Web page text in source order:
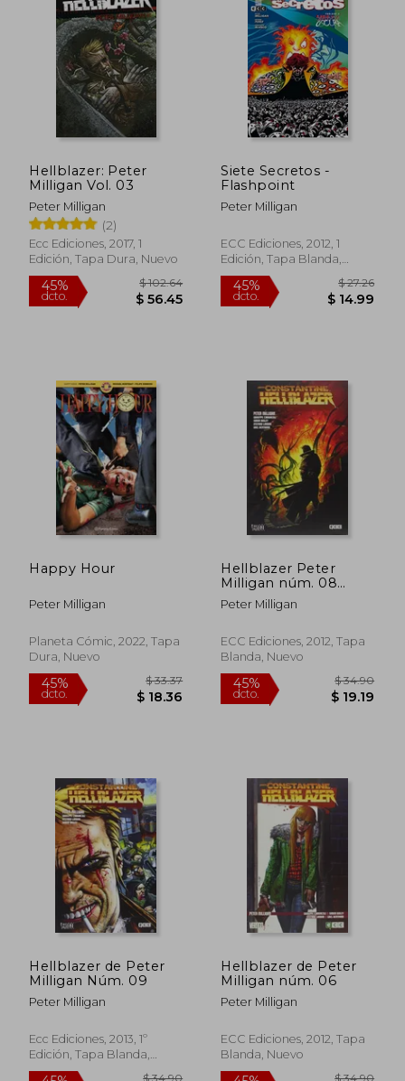
tendría su propia serie, mientras que la
más extraña "Paradax" tuvo una serie de
dos números publicada por Vortex Comics
en 1987.
Hellblazer: Peter
Milligan Vol. 03
Peter Milligan
(2)
Ecc Ediciones, 2017, 1
Edición, Tapa Dura, Nuevo
45%
dcto.
$ 102.64
$ 56.45
Siete Secretos -
Flashpoint
Peter Milligan
ECC Ediciones, 2012, 1
Edición, Tapa Blanda,
Nuevo
45%
dcto.
Happy Hour
Peter Milligan
Planeta Cómic, 2022, Tapa
Dura, Nuevo
45%
dcto. $ 18.36
Hellblazer Peter
Milligan núm. 08
(Hellblazer de Peter
Milligan)
Peter Milligan
ECC Ediciones, 2012, Tapa
Blanda, Nuevo
45%
dcto.
Hellblazer de Peter
Milligan Núm. 09
Peter Milligan
Ecc Ediciones, 2013, 1º
Edición, Tapa Blanda,
Nuevo
Hellblazer de Peter
Milligan núm. 06
Peter Milligan
ECC Ediciones, 2012, Tapa
Blanda, Nuevo